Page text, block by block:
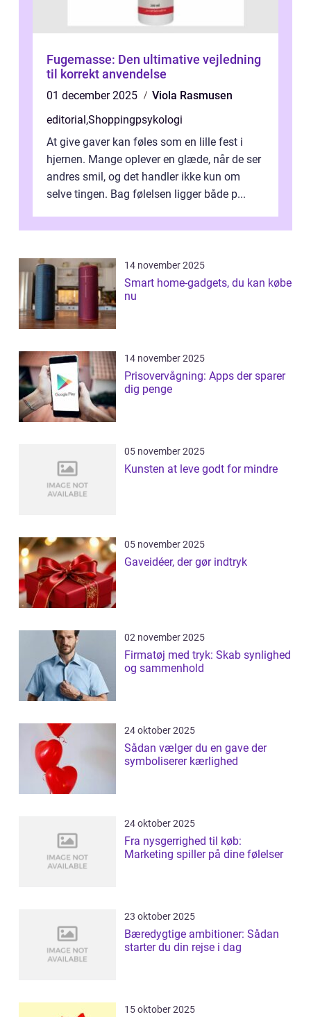
Fugemasse: Den ultimative vejledning
til korrekt anvendelse
01 december 2025
Viola Rasmusen
editorial,Shoppingpsykologi
At give gaver kan føles som en lille fest i
hjernen. Mange oplever en glæde, når de ser
andres smil, og det handler ikke kun om
selve tingen. Bag følelsen ligger både p...
14 november 2025
Smart home-gadgets, du kan købe
nu
14 november 2025
Prisovervågning: Apps der sparer
dig penge
05 november 2025
Kunsten at leve godt for mindre
05 november 2025
Gaveidéer, der gør indtryk
02 november 2025
Firmatøj med tryk: Skab synlighed
og sammenhold
24 oktober 2025
Sådan vælger du en gave der
symboliserer kærlighed
24 oktober 2025
Fra nysgerrighed til køb:
Marketing spiller på dine følelser
23 oktober 2025
Bæredygtige ambitioner: Sådan
starter du din rejse i dag
15 oktober 2025